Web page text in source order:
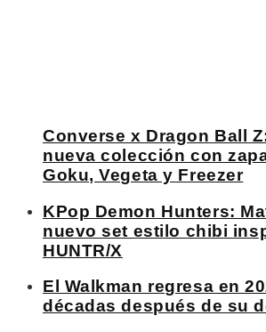
Converse x Dragon Ball
nueva colección con
Goku, Vegeta y Freezer
KPop Demon Hunters:
nuevo set estilo chibi
HUNTR/X
El Walkman regresa en
décadas después de su